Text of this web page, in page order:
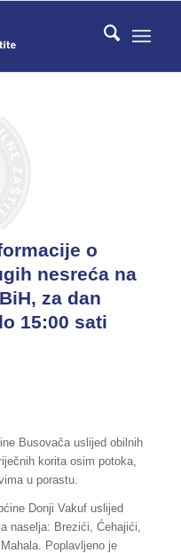
o
nesreća na
za dan
15:00 sati
Busovača uslijed obilnih
korita osim potoka,
u porastu.
Donji Vakuf uslijed
naselja: Brezići, Ćehajići,
Poplavljeno je